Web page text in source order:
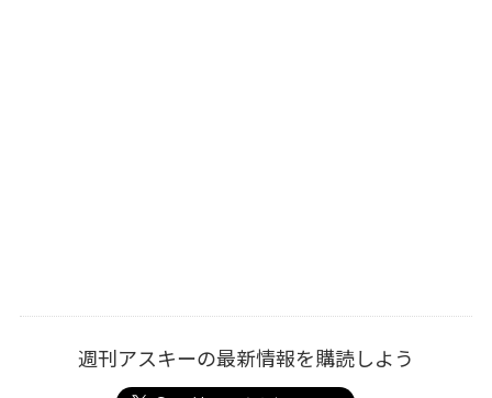
週刊アスキーの最新情報を購読しよう